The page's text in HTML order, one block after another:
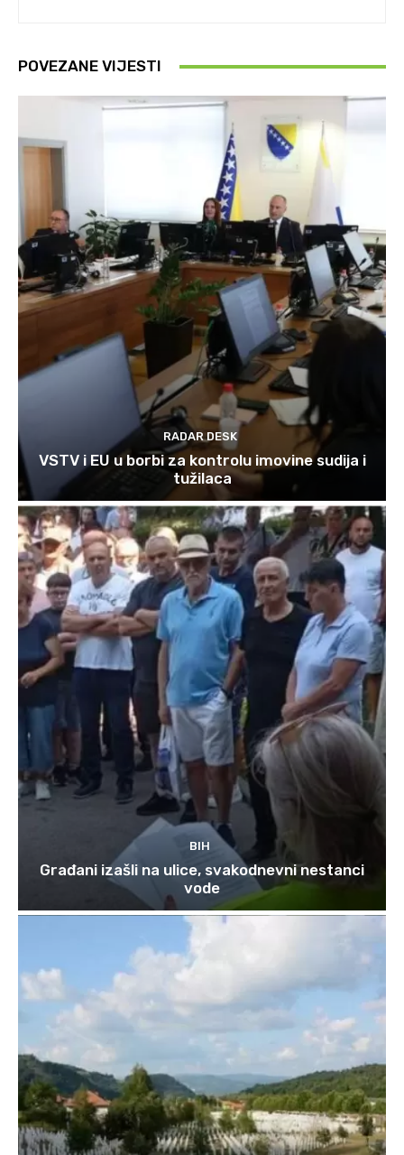
POVEZANE VIJESTI
RADAR DESK
VSTV i EU u borbi za kontrolu imovine sudija i
tužilaca
BIH
Građani izašli na ulice, svakodnevni nestanci
vode